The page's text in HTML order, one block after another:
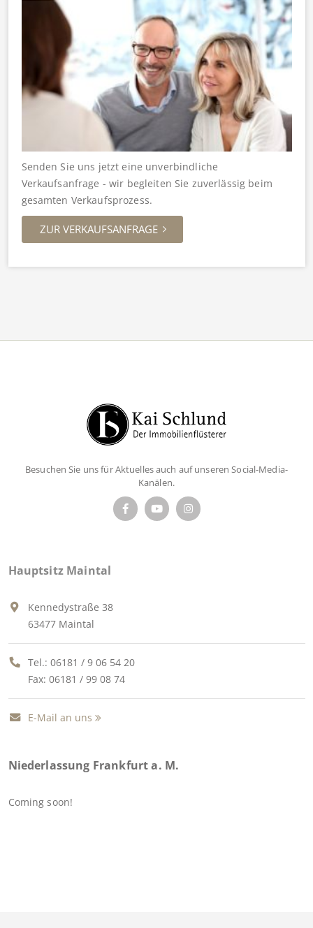
Senden Sie uns jetzt eine unverbindliche
Verkaufsanfrage - wir begleiten Sie zuverlässig beim
gesamten Verkaufsprozess.
ZUR VERKAUFSANFRAGE
Besuchen Sie uns für Aktuelles auch auf unseren Social-Media-
Kanälen.
Hauptsitz Maintal
Kennedystraße 38
63477 Maintal
Tel.: 06181 / 9 06 54 20
Fax: 06181 / 99 08 74
E-Mail an uns
Niederlassung Frankfurt a. M.
Coming soon!